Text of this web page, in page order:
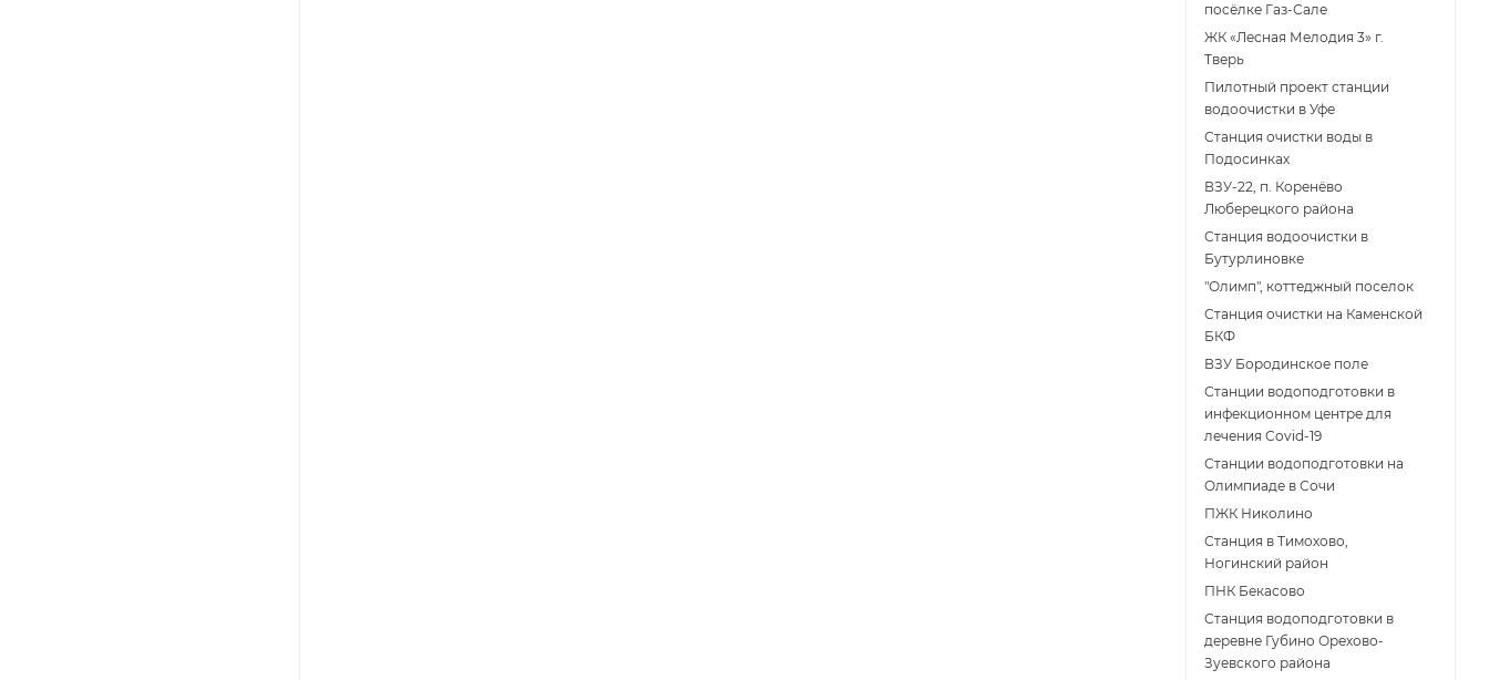
поcёлке Газ-Сале
ЖК «Лесная Мелодия 3» г.
Тверь
Пилотный проект станции
водоочистки в Уфе
Станция очистки воды в
Подосинках
ВЗУ-22, п. Коренёво
Люберецкого района
Станция водоочистки в
Бутурлиновке
"Олимп", коттеджный поселок
Станция очистки на Каменской
БКФ
ВЗУ Бородинское поле
Станции водоподготовки в
инфекционном центре для
лечения Covid-19
Станции водоподготовки на
Олимпиаде в Сочи
ПЖК Николино
Станция в Тимохово,
Ногинский район
ПНК Бекасово
Станция водоподготовки в
деревне Губино Орехово-
Зуевского района